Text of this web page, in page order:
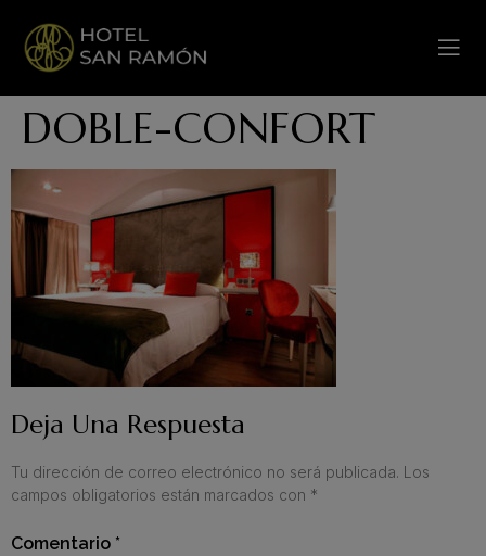
DOBLE-CONFORT
Deja Una Respuesta
Tu dirección de correo electrónico no será publicada. Los
campos obligatorios están marcados con *
Comentario *